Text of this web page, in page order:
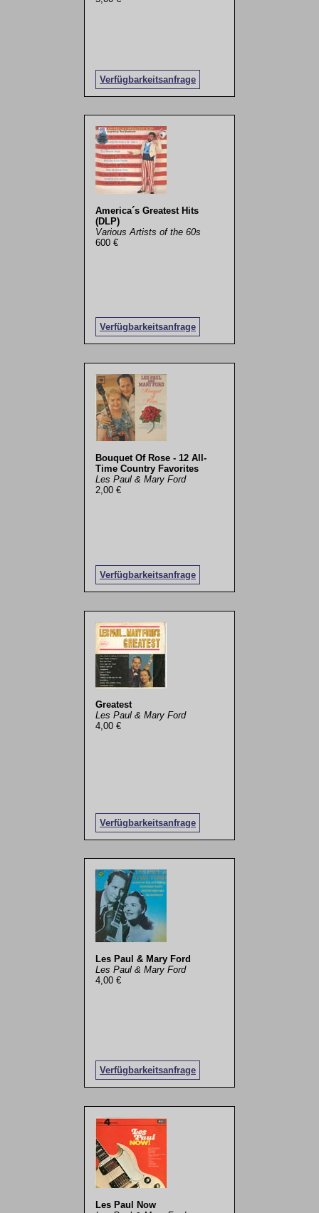
Verfügbarkeitsanfrage
America´s Greatest Hits
(DLP)
Various Artists of the 60s
600 €
Verfügbarkeitsanfrage
Bouquet Of Rose - 12 All-
Time Country Favorites
Les Paul & Mary Ford
2,00 €
Verfügbarkeitsanfrage
Greatest
Les Paul & Mary Ford
4,00 €
Verfügbarkeitsanfrage
Les Paul & Mary Ford
Les Paul & Mary Ford
4,00 €
Verfügbarkeitsanfrage
Les Paul Now